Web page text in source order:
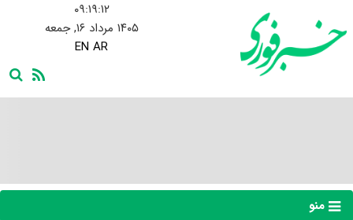
۰۹:۱۹:۱۳
۱۴۰۵ مرداد ۱۶, جمعه
EN AR
منو